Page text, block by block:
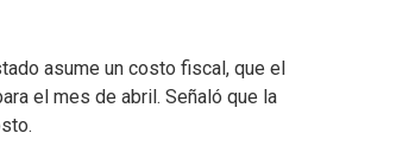
asume un costo fiscal, que el
el mes de abril. Señaló que la